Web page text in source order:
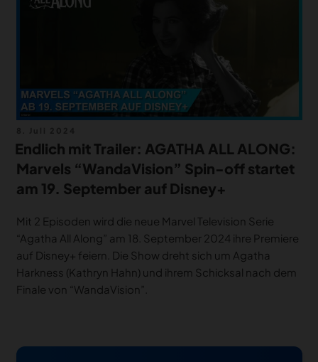
am
Endlich mit Trailer: AGATHA ALL ALONG:
Marvels “WandaVision” Spin-off startet
am 19. September auf Disney+
Mit 2 Episoden wird die neue Marvel Television Serie
“Agatha All Along” am 18. September 2024 ihre Premiere
auf Disney+ feiern. Die Show dreht sich um Agatha
Harkness (Kathryn Hahn) und ihrem Schicksal nach dem
Finale von “WandaVision”.